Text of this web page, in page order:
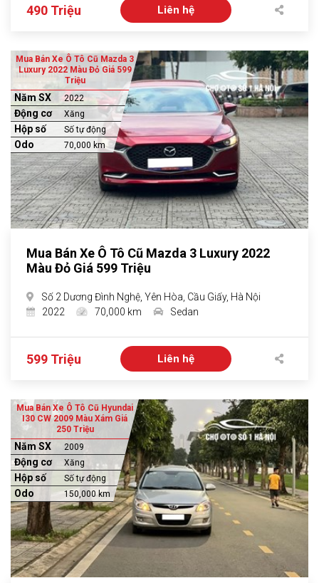
490 Triệu Liên hệ
Mua Bán Xe Ô Tô Cũ Mazda 3
Luxury 2022 Màu Đỏ Giá 599
Triệu
Năm SX 2022
Động cơ Xăng
Hộp số Số tự động
Odo 70,000 km
Mua Bán Xe Ô Tô Cũ Mazda 3 Luxury 2022
Màu Đỏ Giá 599 Triệu
Số 2 Dương Đình Nghệ, Yên Hòa, Cầu Giấy, Hà Nội
2022
70,000 km Sedan
599 Triệu Liên hệ
Mua Bán Xe Ô Tô Cũ Hyundai
I30 CW 2009 Màu Xám Giá
250 Triệu
Năm SX 2009
Động cơ Xăng
Hộp số Số tự động
Odo 150,000 km